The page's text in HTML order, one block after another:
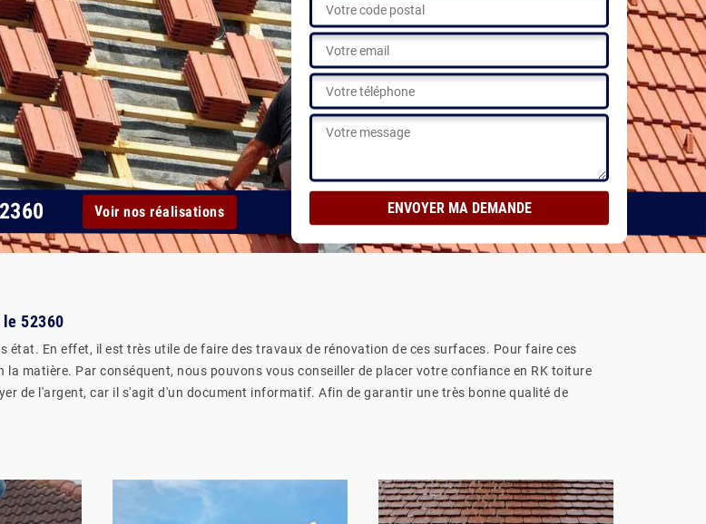
Voir nos réalisations
52360
état. En effet, il est très utile de faire des travaux de rénovation de ces surfaces. Pour faire ces
matière. Par conséquent, nous pouvons vous conseiller de placer votre confiance en RK toiture
de l'argent, car il s'agit d'un document informatif. Afin de garantir une très bonne qualité de